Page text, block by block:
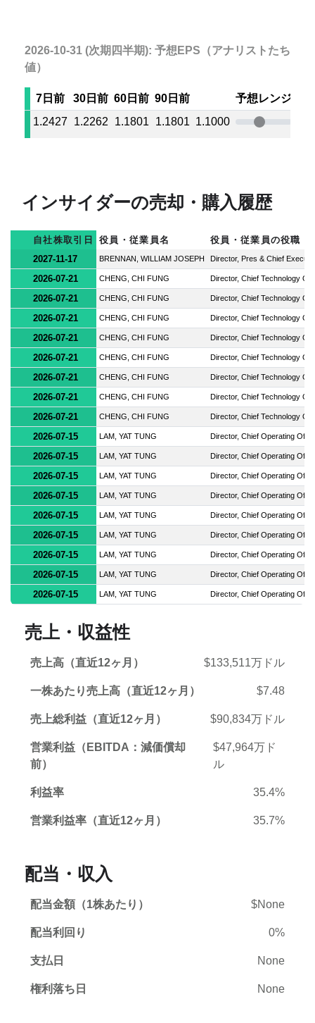
2026-10-31 (次期四半期): 予想EPS（アナリストたちの平
値）
7日前 30日前 60日前 90日前
予想レンジ
1.2427
1.2262 1.1801 1.1801 1.1000
インサイダーの売却・購入履歴
自社株取引日 役員・従業員名
役員・従業員の役職
2027-11-17
BRENNAN, WILLIAM JOSEPH Director, Pres & Chief
2026-07-21 CHENG, CHI FUNG Director, Chief Technology
2026-07-21 CHENG, CHI FUNG Director, Chief Technology
2026-07-21 CHENG, CHI FUNG Director, Chief Technology
2026-07-21 CHENG, CHI FUNG Director, Chief Technology
2026-07-21 CHENG, CHI FUNG Director, Chief Technology
2026-07-21 CHENG, CHI FUNG Director, Chief Technology
2026-07-21 CHENG, CHI FUNG Director, Chief Technology
2026-07-21 CHENG, CHI FUNG Director, Chief Technology
2026-07-15 LAM, YAT TUNG Director, Chief Operating
2026-07-15 LAM, YAT TUNG Director, Chief Operating
2026-07-15 LAM, YAT TUNG Director, Chief Operating
2026-07-15 LAM, YAT TUNG Director, Chief Operating
2026-07-15 LAM, YAT TUNG Director, Chief Operating
2026-07-15 LAM, YAT TUNG Director, Chief Operating
2026-07-15 LAM, YAT TUNG Director, Chief Operating
2026-07-15 LAM, YAT TUNG Director, Chief Operating
2026-07-15 LAM, YAT TUNG Director, Chief Operating
売上・収益性
売上高（直近12ヶ月） $133,511万ドル
一株あたり売上高（直近12ヶ月） $7.48
売上総利益（直近12ヶ月） $90,834万ドル
営業利益（EBITDA：減価償却
前）
$47,964万ド
ル
利益率 35.4%
営業利益率（直近12ヶ月） 35.7%
配当・収入
配当金額（1株あたり） $None
配当利回り 0%
支払日 None
権利落ち日 None